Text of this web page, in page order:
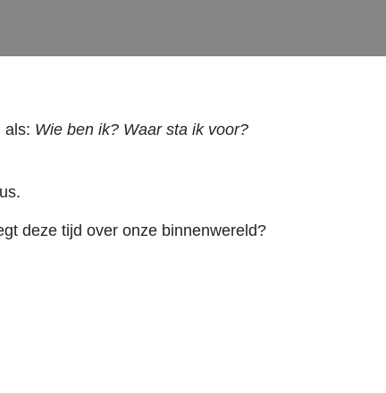
als: Wie ben ik? Waar sta ik voor?
deze tijd over onze binnenwereld?